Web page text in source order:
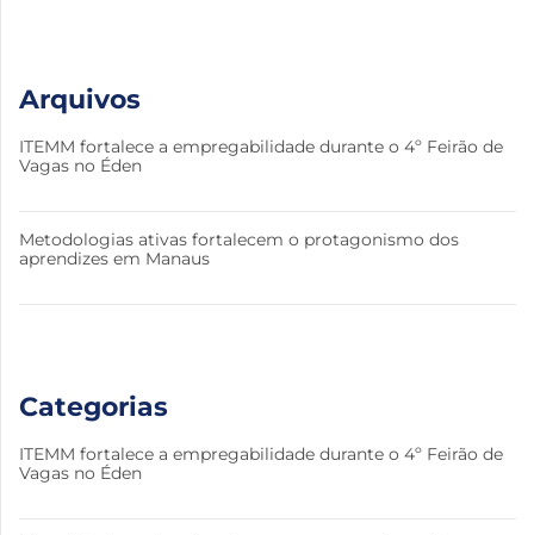
Arquivos
ITEMM fortalece a empregabilidade durante o 4º Feirão de
Vagas no Éden
Metodologias ativas fortalecem o protagonismo dos
aprendizes em Manaus
Categorias
ITEMM fortalece a empregabilidade durante o 4º Feirão de
Vagas no Éden